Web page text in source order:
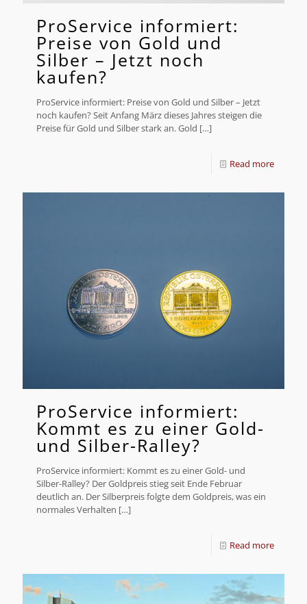
ProService informiert:
Preise von Gold und
Silber – Jetzt noch
kaufen?
ProService informiert: Preise von Gold und Silber – Jetzt
noch kaufen? Seit Anfang März dieses Jahres steigen die
Preise für Gold und Silber stark an. Gold […]
Read more
ProService informiert:
Kommt es zu einer Gold-
und Silber-Ralley?
ProService informiert: Kommt es zu einer Gold- und
Silber-Ralley? Der Goldpreis stieg seit Ende Februar
deutlich an. Der Silberpreis folgte dem Goldpreis, was ein
normales Verhalten […]
Read more